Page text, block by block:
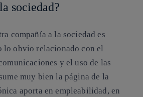
sociedad?
compañía a la sociedad es
lo obvio relacionado con el
y el uso de las
muy bien la página de la
aporta en empleabilidad, en